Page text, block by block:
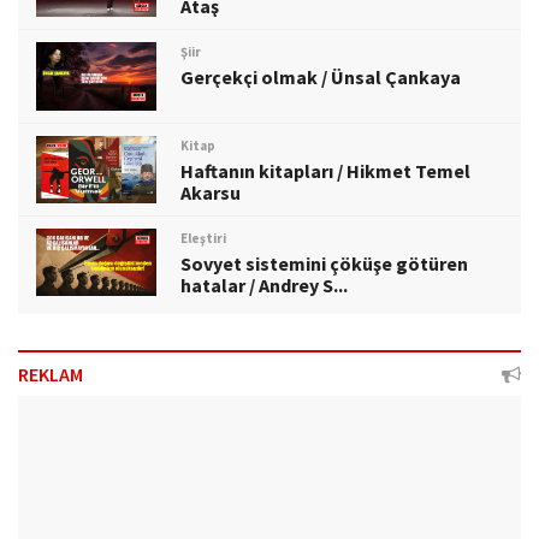
Ataş
Şiir
Gerçekçi olmak / Ünsal Çankaya
Kitap
Haftanın kitapları / Hikmet Temel
Akarsu
Eleştiri
Sovyet sistemini çöküşe götüren
hatalar / Andrey S...
REKLAM